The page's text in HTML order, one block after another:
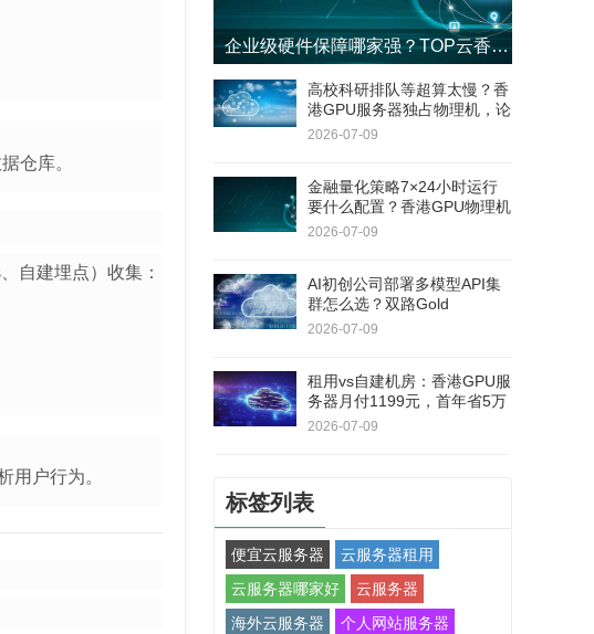
仓库。
自建埋点）收集：
户行为。
企业级硬件保障哪家强？TOP云香港GPU服务器4小时响应+8小时更换SLA
高校科研排队等超算太慢？香
港GPU服务器独占物理机，论
文实验周期缩短60%
2026-07-09
金融量化策略7×24小时运行
要什么配置？香港GPU物理机
双路E5+RAID1，连续180天
2026-07-09
AI初创公司部署多模型API集
群怎么选？双路Gold
6138+RTX 5060Ti，40核80
2026-07-09
租用vs自建机房：香港GPU服
务器月付1199元，首年省5万
+不用自己修硬件
2026-07-09
标签列表
便宜云服务器
云服务器租用
云服务器哪家好
云服务器
海外云服务器
个人网站服务器